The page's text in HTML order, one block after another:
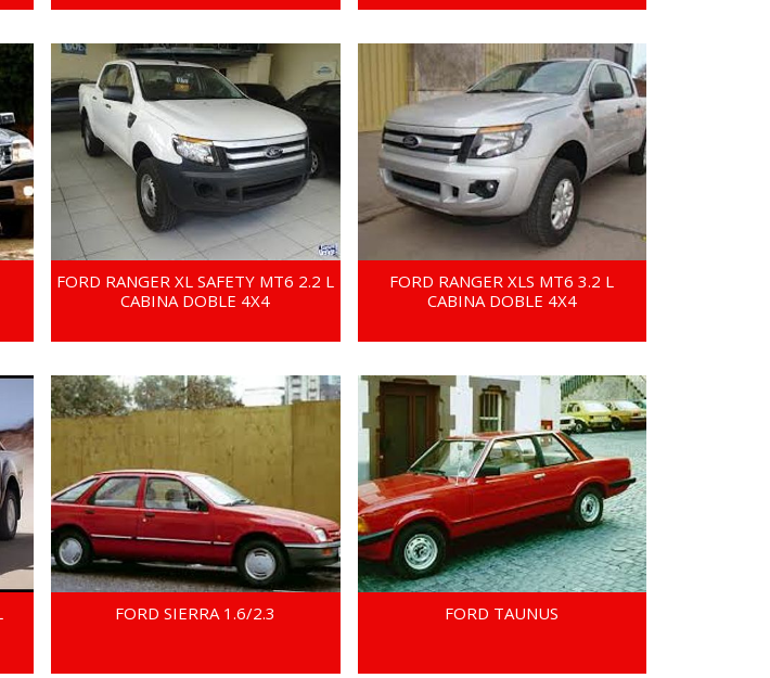
FORD RANGER XL SAFETY MT6 2.2 L
CABINA DOBLE 4X4
FORD RANGER XLS MT6 3.2 L
CABINA DOBLE 4X4
FORD SIERRA 1.6/2.3 FORD TAUNUS